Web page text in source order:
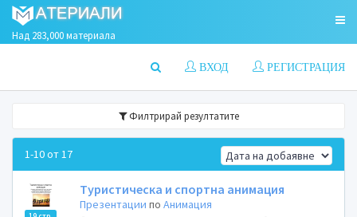
Над 283,000 материала
РЕГИСТРАЦИЯ
ВХОД
Филтрирай резултатите
1-10 от 17
Туристическа и спортна анимация
Презентации поАнимация